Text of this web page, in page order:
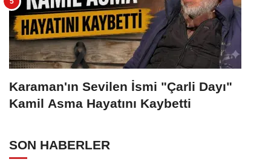
Karaman'ın Sevilen İsmi "Çarli Dayı"
Kamil Asma Hayatını Kaybetti
SON HABERLER